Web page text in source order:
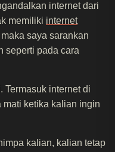
internet dari
memiliki internet
saya sarankan
seperti pada cara
Termasuk internet di
mati ketika kalian ingin
kalian, kalian tetap